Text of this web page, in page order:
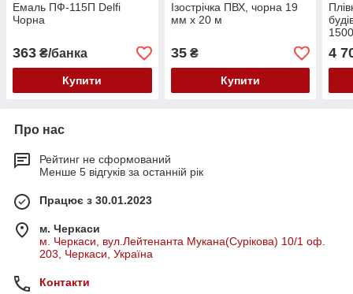
Емаль ПФ-115П Delfi
Чорна
363 ₴/банка
Купити
Ізострічка ПВХ, чорна 19
мм х 20 м
35₴
Купити
4
Про нас
Рейтинг не сформований
Менше 5 відгуків за останній рік
Працює з 30.01.2023
м. Черкаси
м. Черкаси, вул.Лейтенанта Мукана(Сурікова) 10/1 оф.
203, Черкаси, Україна
Контакти